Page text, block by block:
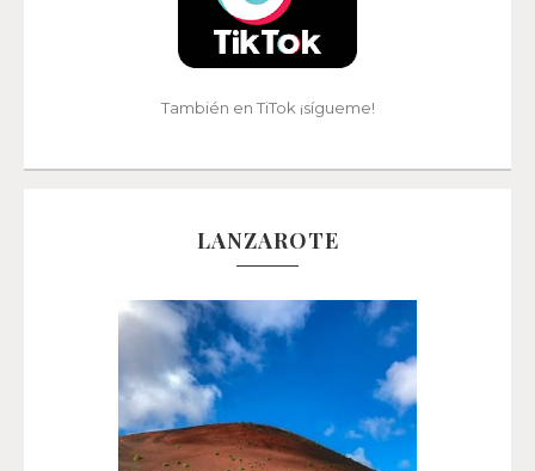
También en TiTok ¡sígueme!
LANZAROTE